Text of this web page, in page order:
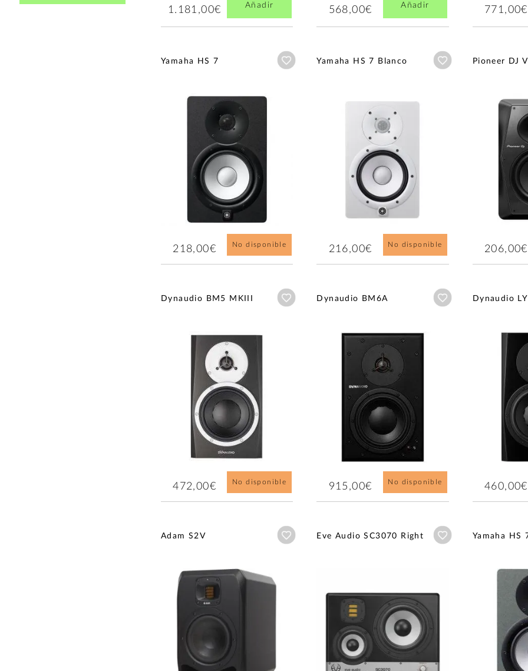
1.181,00€ Añadir 568,00€ Añadir 771,00€
Yamaha HS 7 Añadir a wishlist
218,00€ No disponible
Yamaha HS 7 Blanco Añadir a wishlist
216,00€ No disponible
Pioneer DJ
206,00€
Dynaudio BM5 MKIII Añadir a wishlist
472,00€ No disponible
Dynaudio BM6A Añadir a wishlist
915,00€ No disponible
Dynaudio
460,00€
Adam S2V Añadir a wishlist
Eve Audio SC3070 Right Añadir a wishlist
Yamaha HS